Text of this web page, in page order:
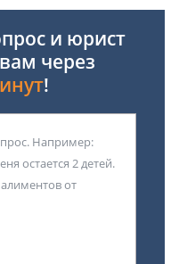
и юрист
через
!